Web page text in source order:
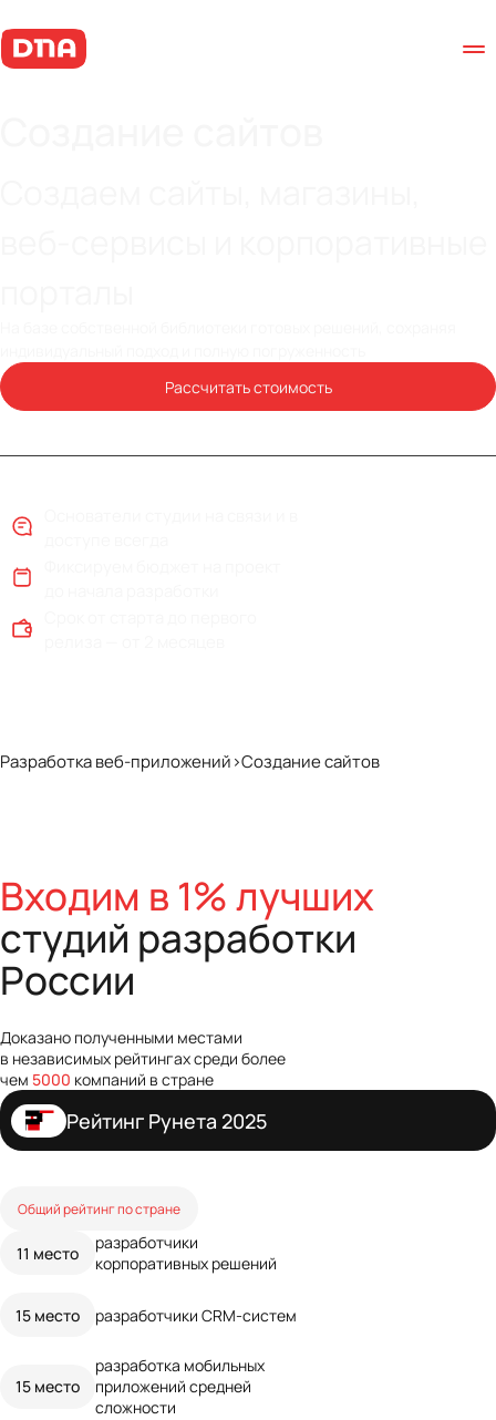
Рассчитать стоимость
Разработка веб-приложений>Создание сайтов
Входим в 1% лучших
студий разработки
России
Рейтинг Рунета 2025
Общий рейтинг по стране
11 место
разработчики
корпоративных решений
15 место разработчики CRM‑систем
15 место
разработка мобильных
приложений средней
сложности